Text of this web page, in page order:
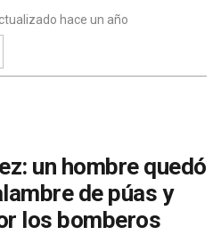
hace un año
un hombre quedó
de púas y
los bomberos